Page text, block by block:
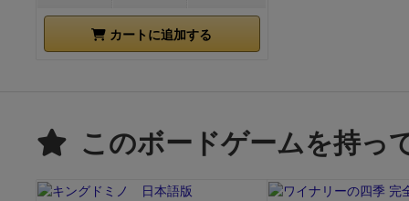
カートに追加する
このボードゲームを持っ